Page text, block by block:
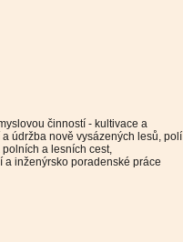
činností - kultivace a
údržba nově vysázených lesů, polí
a lesních cest,
inženýrsko poradenské práce